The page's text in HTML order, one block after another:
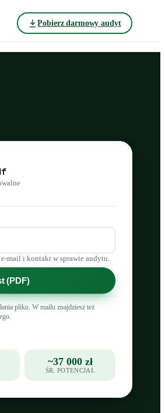
Pobierz darmowy audyt
mail i kontakt w sprawie audytu.
(PDF)
pliku. W mailu znajdziesz też
~37 000 zł
ŚR. POTENCJAŁ